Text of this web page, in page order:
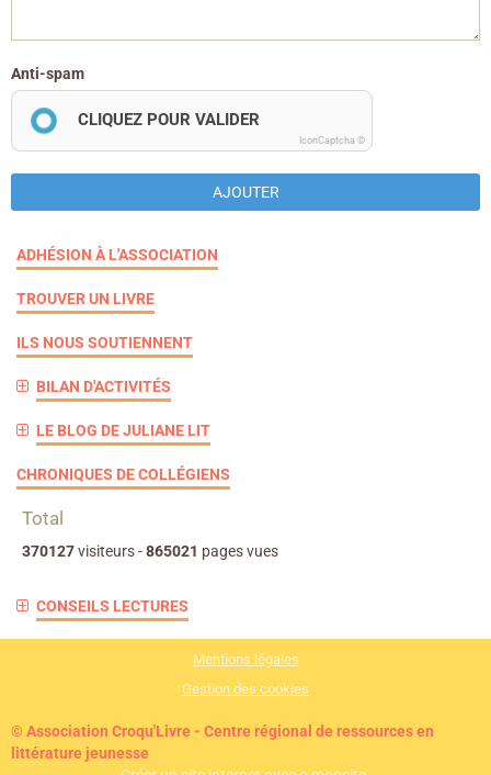
Anti-spam
CLIQUEZ POUR VALIDER
IconCaptcha ©
AJOUTER
ADHÉSION À L'ASSOCIATION
TROUVER UN LIVRE
ILS NOUS SOUTIENNENT
BILAN D'ACTIVITÉS
LE BLOG DE JULIANE LIT
CHRONIQUES DE COLLÉGIENS
Total
370127visiteurs -865021 pages vues
CONSEILS LECTURES
Mentions légales
Gestion des cookies
© Association Croqu'Livre - Centre régional de ressources en
littérature jeunesse